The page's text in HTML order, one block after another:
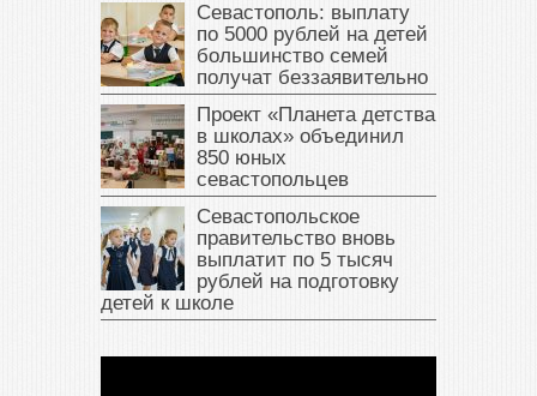
Севастополь: выплату
по 5000 рублей на детей
большинство семей
получат беззаявительно
Проект «Планета детства
в школах» объединил
850 юных
севастопольцев
Севастопольское
правительство вновь
выплатит по 5 тысяч
рублей на подготовку
детей к школе